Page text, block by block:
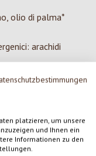
platzieren, um unsere
und Ihnen ein
Informationen zu den
olio di palma*
arachidi